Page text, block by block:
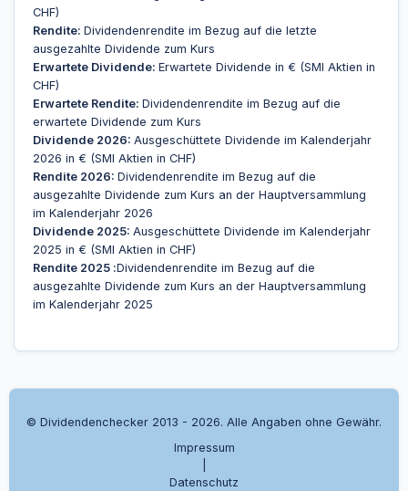
CHF)
Rendite: Dividendenrendite im Bezug auf die letzte
ausgezahlte Dividende zum Kurs
Erwartete Dividende: Erwartete Dividende in € (SMI Aktien in
CHF)
Erwartete Rendite: Dividendenrendite im Bezug auf die
erwartete Dividende zum Kurs
Dividende 2026: Ausgeschüttete Dividende im Kalenderjahr
2026 in € (SMI Aktien in CHF)
Rendite 2026: Dividendenrendite im Bezug auf die
ausgezahlte Dividende zum Kurs an der Hauptversammlung
im Kalenderjahr 2026
Dividende 2025: Ausgeschüttete Dividende im Kalenderjahr
2025 in € (SMI Aktien in CHF)
Rendite 2025 :Dividendenrendite im Bezug auf die
ausgezahlte Dividende zum Kurs an der Hauptversammlung
im Kalenderjahr 2025
© Dividendenchecker 2013 - 2026. Alle Angaben ohne Gewähr.
Impressum
Datenschutz